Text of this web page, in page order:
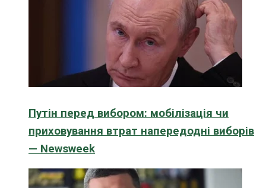
Путін перед вибором: мобілізація чи
приховування втрат напередодні виборів
— Newsweek